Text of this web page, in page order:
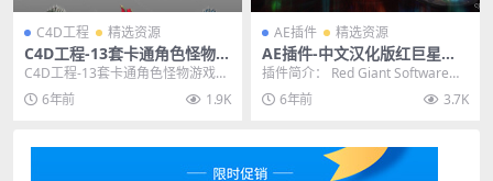
C4D工程 精选资源
C4D工程-13套卡通角色怪物游
戏模型动画合集 含材质贴图动
画绑定
C4D工程-13套卡通角色怪物游戏模
型动画合集 含材质贴图动画绑定 其
他推荐: ...
6年前 1.9K
AE插件 精选资源
AE插件-中文汉化版红巨星粒
子套装 Red Giant Trapcode
Suite 14.1.4 WIN版
插件简介： Red Giant Software红
巨星软件公司发布Trapcod...
6年前 3.7K